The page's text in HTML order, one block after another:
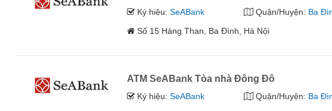
Ký hiệu:SeABank Quận/Huyện: Ba
Số 15 Hàng Than, Ba Đình, Hà Nội
ATM SeABank Tòa nhà Đông Đô
Ký hiệu:SeABank Quận/Huyện: Ba